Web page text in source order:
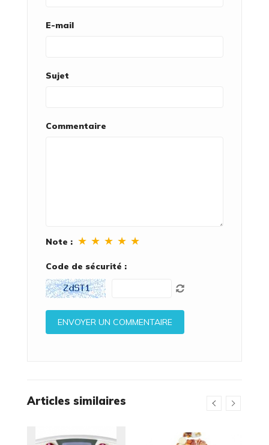
E-mail
Sujet
Commentaire
Note : ★ ★ ★ ★ ★
Code de sécurité :
Articles similaires